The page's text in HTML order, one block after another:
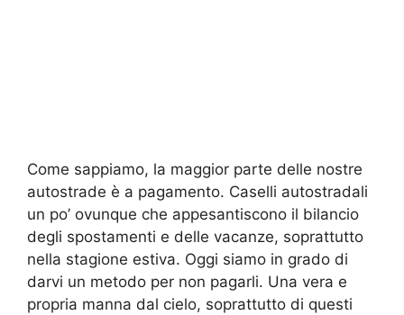
Come sappiamo, la maggior parte delle nostre
autostrade è a pagamento. Caselli autostradali
un po’ ovunque che appesantiscono il bilancio
degli spostamenti e delle vacanze, soprattutto
nella stagione estiva. Oggi siamo in grado di
darvi un metodo per non pagarli. Una vera e
propria manna dal cielo, soprattutto di questi